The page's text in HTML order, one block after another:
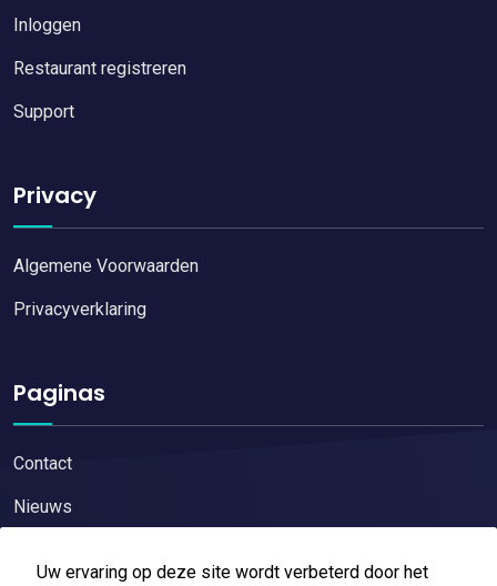
Uw ervaring op deze site wordt verbeterd door het
Inloggen
Restaurant registreren
Support
Privacy
Algemene Voorwaarden
Privacyverklaring
Paginas
Contact
Nieuws